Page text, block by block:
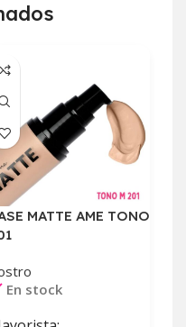
MATTE AME TONO
En stock